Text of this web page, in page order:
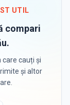
UTIL
compari
care cauți și
și altor